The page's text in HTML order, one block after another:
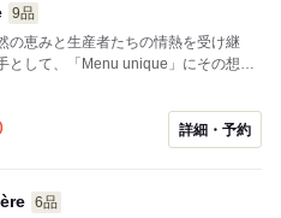
9品
の恵みと生産者たちの情熱を受け継
として、「Menu unique」にその想い
無二の美食体験をお届けします。
詳細・予約
6品